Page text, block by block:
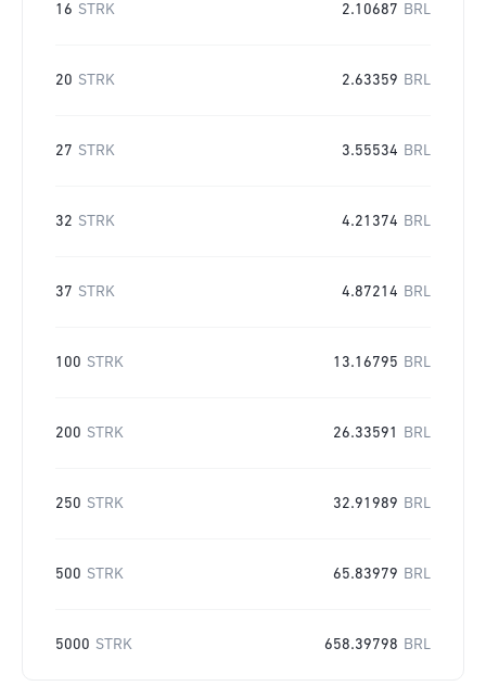
16 STRK 2.10687 BRL
20 STRK 2.63359 BRL
27 STRK 3.55534 BRL
32 STRK 4.21374 BRL
37 STRK 4.87214 BRL
100 STRK 13.16795 BRL
200 STRK 26.33591 BRL
250 STRK 32.91989 BRL
500 STRK 65.83979 BRL
5000 STRK 658.39798 BRL